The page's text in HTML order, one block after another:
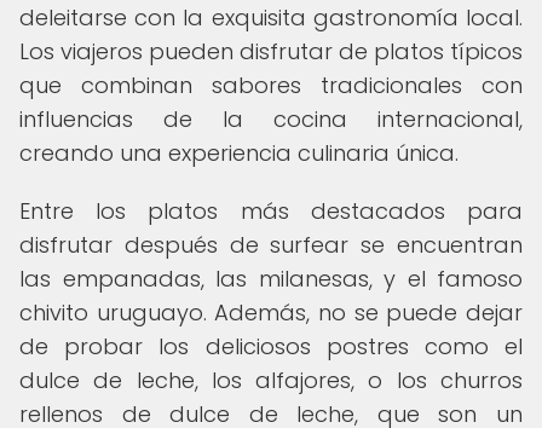
deleitarse con la exquisita gastronomía local.
Los viajeros pueden disfrutar de platos típicos
que combinan sabores tradicionales con
influencias de la cocina internacional,
creando una experiencia culinaria única.
Entre los platos más destacados para
disfrutar después de surfear se encuentran
las empanadas, las milanesas, y el famoso
chivito uruguayo. Además, no se puede dejar
de probar los deliciosos postres como el
dulce de leche, los alfajores, o los churros
rellenos de dulce de leche, que son un